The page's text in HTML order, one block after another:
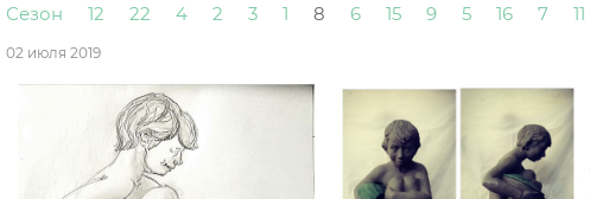
Сезон
12 22 4 2 3 1 8 6 15 9 5 16 7 11
02 июля 2019